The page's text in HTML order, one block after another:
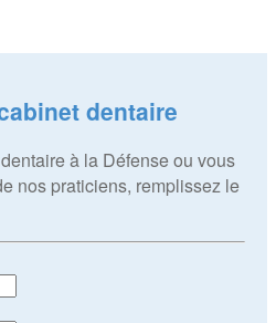
dentaire
à la Défense ou vous
nos praticiens, remplissez le